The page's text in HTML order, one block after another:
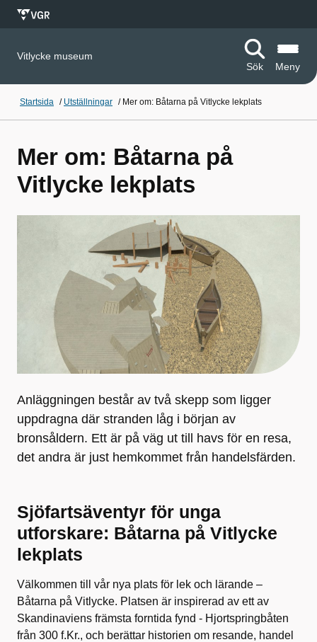
Vitlycke museum
Sök
Meny
Startsida / Utställningar / Mer om: Båtarna på Vitlycke lekplats
Mer om: Båtarna på
Vitlycke lekplats
Anläggningen består av två skepp som ligger
uppdragna där stranden låg i början av
bronsåldern. Ett är på väg ut till havs för en resa,
det andra är just hemkommet från handelsfärden.
Sjöfartsäventyr för unga
utforskare: Båtarna på Vitlycke
lekplats
Välkommen till vår nya plats för lek och lärande –
Båtarna på Vitlycke. Platsen är inspirerad av ett av
Skandinaviens främsta forntida fynd - Hjortspringbåten
från 300 f.Kr., och berättar historien om resande, handel